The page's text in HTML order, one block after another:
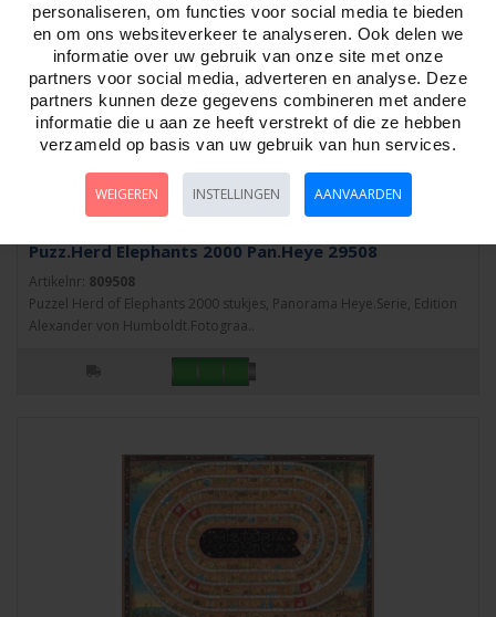
Puzz.Herd Elephants 2000 Pan.Heye 29508
Artikelnr: 809508
Puzzel Herd of Elephants 2000 stukjes, Panorama Heye.Serie, Edition
Alexander von Humboldt.Fotograa..
personaliseren, om functies voor social media te bieden
en om ons websiteverkeer te analyseren. Ook delen we
informatie over uw gebruik van onze site met onze
partners voor social media, adverteren en analyse. Deze
partners kunnen deze gegevens combineren met andere
informatie die u aan ze heeft verstrekt of die ze hebben
verzameld op basis van uw gebruik van hun services.
WEIGEREN INSTELLINGEN AANVAARDEN